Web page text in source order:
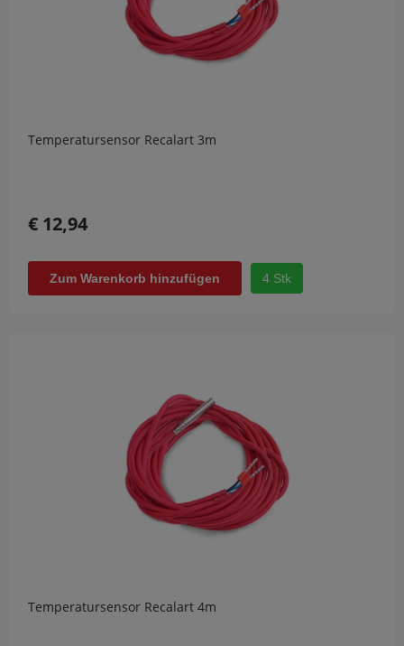
Temperatursensor Recalart 3m
€ 12,94
Zum Warenkorb hinzufügen 4 Stk
Temperatursensor Recalart 4m